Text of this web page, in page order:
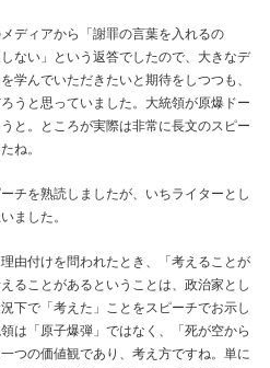
ディアから「謝罪の言葉を入れるの
ない」という返答でしたので、大きなデ
学んでいただきたいと期待をしつつも、
うと思っていました。大統領が原爆ドー
と。ところが実際は非常に長文のスピー
ね。
チを熟読しましたが、いちライターとし
ました。
由付けを問われたとき、「考えることが
ることがあるということは、政治家とし
下で「考えた」ことをスピーチでお示し
は「原子爆弾」ではなく、「死が空から
つの価値観であり、考え方ですね。単に